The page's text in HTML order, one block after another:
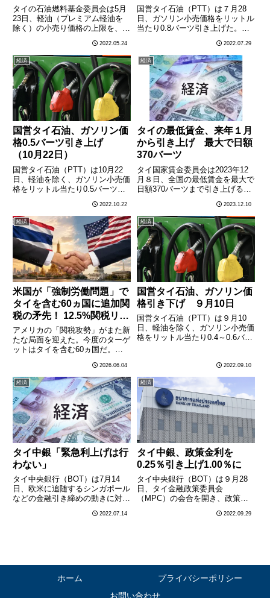
タイの石油燃料基金委員会は5月
23日、軽油（プレミアム軽油を
除く）の小売り価格の上限を、リ
くことを決定した。同委員会は世
界的な価格高騰を背景に5月1日
から軽油価格の上限を30バーツ
から32バーツに引き上げてい
た………
2022.05.24
国営タイ石油（PTT）は７月28
日、ガソリン小売価格をリットル
当たり0.8バーツ引き上げた。軽
格は据え置かれた。小売価格は以
下の通り。
2022.07.29
経済
国営タイ石油、ガソリン価
格0.5バーツ引き上げ
（10月22日）
国営タイ石油（PTT）は10月22
日、軽油を除く、ガソリン小売価
格をリットル当たり0.5バーツ引
り。PTTのガソリン小売価格
（2022年10月22日午前５時より
適用）
2022.10.22
経済
タイの最低賃金、来年１月
から引き上げ 最大で日額
370バーツ
タイ国家賃金委員会は2023年12
月８日、全国の最低賃金を最大で
日額370バーツまで引き上げる決
ツまで引き上げるとみられていた
が、製造コスト負担増加への懸念
を示した民間部門からの強い反対
をくみ取り、引き上げ額………
2023.12.10
経済
米国が「強制労働問題」で
タイを含む60ヵ国に追加関
税の矛先！ 12.5%関税リス
クに産業界が戦々恐々
アメリカの「関税攻勢」がまた新
たな局面を迎えた。今度のターゲ
ットはタイを含む60ヵ国だ。米
301条に基づき、強制労働・人権
問題を理由とした追加関税の対象
国リストに、タイを含む60ヵ国
を加える方向で検討を進め
て………
2026.06.04
経済
国営タイ石油、ガソリン価
格引き下げ ９月10日
国営タイ石油（PTT）は９月10
日、軽油を除く、ガソリン小売価
格をリットル当たり0.4～0.6バー
月期の小売価格の据え置きが６月
下旬に閣議承認されている。小売
価格は以下の通り。
2022.09.10
経済
タイ中銀「緊急利上げは行
わない」
タイ中央銀行（BOT）は7月14
日、欧米に追随するシンガポール
などの金融引き締めの動きに対
ないとの方針を明らかにした。バ
2022.07.14
経済
タイ中銀、政策金利を
0.25％引き上げ1.00％に
タイ中央銀行（BOT）は９月28
日、タイ金融政策委員会
（MPC）の会合を開き、政策金
0.75％から1.00％にすることを全
2022.09.29
ホーム
プライバシーポリシー
お問い合わせ